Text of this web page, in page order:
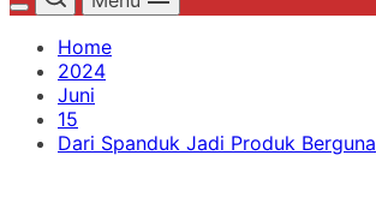
Home
2024
Juni
15
Dari Spanduk Jadi Produk Berguna